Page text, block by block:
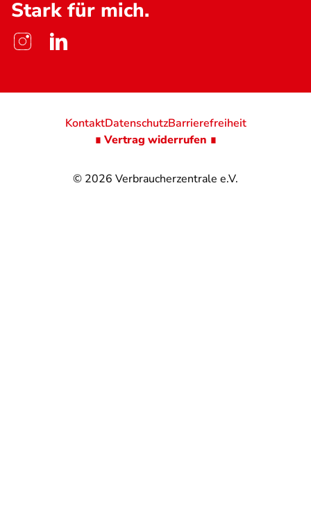
Stark für mich.
© 2026 Verbraucherzentrale e.V.
KontaktDatenschutzBarrierefreiheit
∎ Vertrag widerrufen ∎